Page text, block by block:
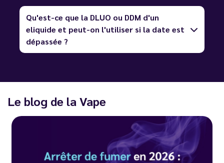
Qu'est-ce que la DLUO ou DDM d'un
eliquide et peut-on l'utiliser si la date est
dépassée ?
Le blog de la Vape